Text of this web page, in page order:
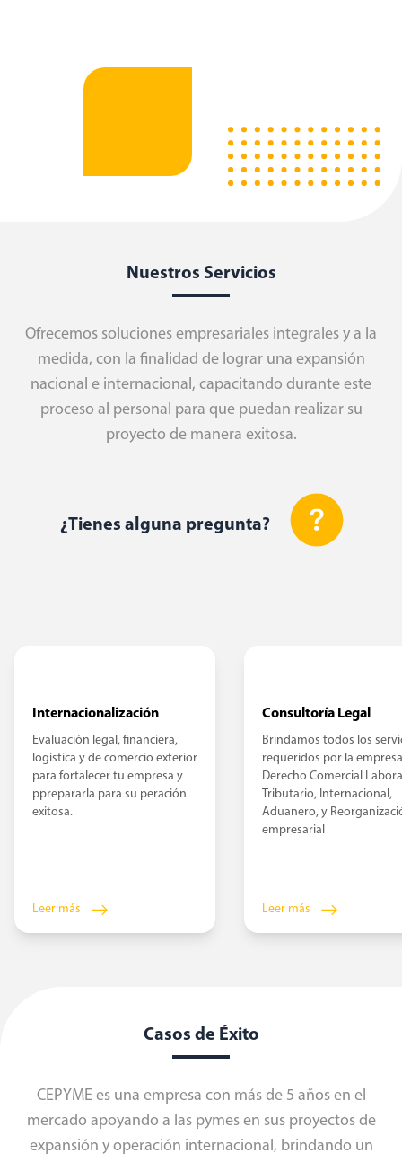
¿Tienes alguna pregunta?
Nuestros Servicios
Ofrecemos soluciones empresariales integrales y a la
medida, con la finalidad de lograr una expansión
nacional e internacional, capacitando durante este
proceso al personal para que puedan realizar su
proyecto de manera exitosa.
Internacionalización
Evaluación legal, financiera,
logística y de comercio exterior
para fortalecer tu empresa y
pprepararla para su peración
exitosa.
Leer más
Consultoría Legal
Brindamos todos los
requeridos por la
Derecho Comercial
Tributario, Internacional,
Aduanero, y
empresarial
Leer más
Casos de Éxito
CEPYME es una empresa con más de 5 años en el
mercado apoyando a las pymes en sus proyectos de
expansión y operación internacional, brindando un